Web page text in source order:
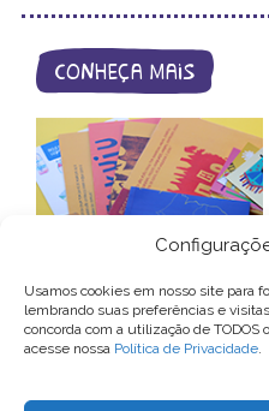
Usamos cookies em nosso site para
lembrando suas preferências e
concorda com a utilização de TODOS
acesse nossa Política de Privacidade.
conheça mais
catálogo de
produtos